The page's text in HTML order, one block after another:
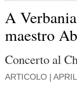
A
maestro
Concerto al
ARTICOLO |